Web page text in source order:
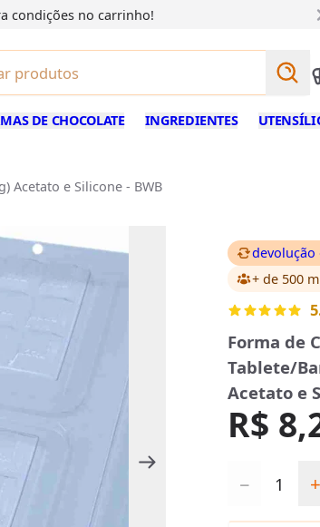
condições no carrinho!
DE CHOCOLATE INGREDIENTES
Acetato e Silicone - BWB
devolução
+ de 500
Forma de
Tablete/
Acetato e
R$
− +